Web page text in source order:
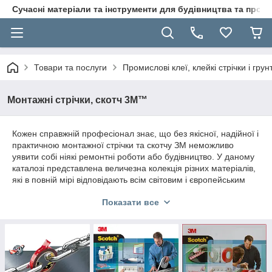
Сучасні матеріали та інструменти для будівництва та
Товари та послуги Промислові клеї, клейкі стрічки і
Монтажні стрічки, скотч 3M™
Кожен справжній професіонал знає, що без якісної, надійної і
практичною монтажної стрічки та скотчу ЗМ неможливо
уявити собі ніякі ремонтні роботи або будівництво. У даному
каталозі представлена величезна колекція різних матеріалів,
які в повній мірі відповідають всім світовим і європейським
розповсюдження, їх використовують в різних галузях і
електроніки, флексографії та багатьох інших. Якість всіх
представлених матеріалів приємно вас здивує!
Показати все